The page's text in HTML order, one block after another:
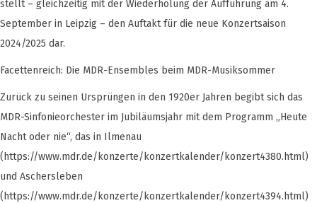
stellt – gleichzeitig mit der Wiederholung der Aufführung am 4.
September in Leipzig – den Auftakt für die neue Konzertsaison
2024/2025 dar.
Facettenreich: Die MDR-Ensembles beim MDR-Musiksommer
Zurück zu seinen Ursprüngen in den 1920er Jahren begibt sich das
MDR-Sinfonieorchester im Jubiläumsjahr mit dem Programm „Heute
Nacht oder nie“, das in Ilmenau
(https://www.mdr.de/konzerte/konzertkalender/konzert4380.html)
und Aschersleben
(https://www.mdr.de/konzerte/konzertkalender/konzert4394.html)